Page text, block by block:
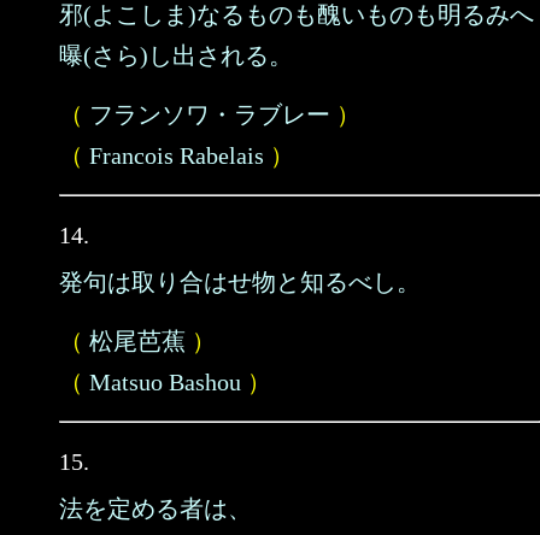
邪(よこしま)なるものも醜いものも明るみへ
曝(さら)し出される。
（ フランソワ・ラブレー ）
（ Francois Rabelais ）
14.
発句は取り合はせ物と知るべし。
（ 松尾芭蕉 ）
（ Matsuo Bashou ）
15.
法を定める者は、